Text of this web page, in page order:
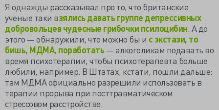
Я однажды рассказывал про то, что британские
ученые таки взялись давать группе депрессивных
добровольцевчудесные грибочки псилоцибин . А до
этого — обнаружили, что можно бы и с экстази, то
бишь, МДМА, поработать— алкоголикам подавать во
время психотерапии, чтобы психотерапевта больше
любили, например. В Штатах, кстати, пошли дальше:
там МДМА официально разрешили использовать в
терапии прорыва при посттравматическом
стрессовом расстройстве.